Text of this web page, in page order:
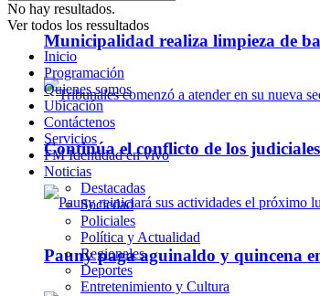
Municipalidad realiza limpieza de
Continúa el conflicto de los
Pauny paga aguinaldo y quincena
No hay resultados.
Ver todos los ressultados
Inicio
Programación
Quienes somos
Ubicación
Contáctenos
Servicios
FM Identidad en vivo
Noticias
Destacadas
Sociedad
Policiales
Política y Actualidad
Regionales
Deportes
Entretenimiento y Cultura